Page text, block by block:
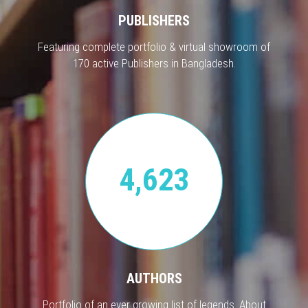
PUBLISHERS
Featuring complete portfolio & virtual showroom of
170 active Publishers in Bangladesh.
4,623
AUTHORS
Portfolio of an ever growing list of legends. About